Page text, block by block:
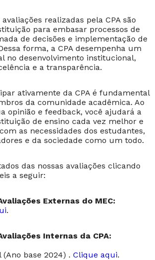
realizadas pela CPA são
para embasar processos de
de decisões e implementação de
forma, a CPA desempenha um
no desenvolvimento institucional,
e a transparência.
ativamente da CPA é fundamental
da comunidade acadêmica. Ao
opinião e feedback, você ajudará a
de ensino cada vez melhor e
as necessidades dos estudantes,
e da sociedade como um todo.
das nossas avaliações clicando
a seguir:
Externas do MEC:
.
Internas da CPA:
base 2024) . Clique aqui.